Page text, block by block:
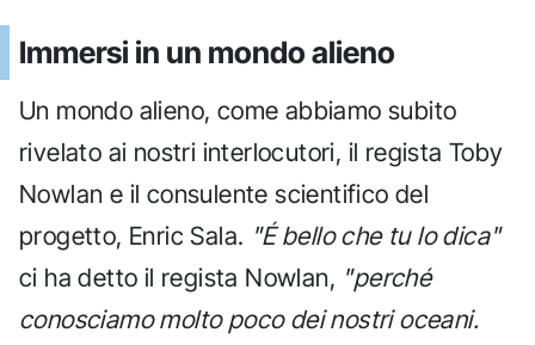
Immersi in un mondo alieno
Un mondo alieno, come abbiamo subito
rivelato ai nostri interlocutori, il regista Toby
Nowlan e il consulente scientifico del
progetto, Enric Sala. "É bello che tu lo dica"
ci ha detto il regista Nowlan, "perché
conosciamo molto poco dei nostri oceani.